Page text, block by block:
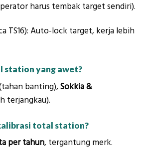
harus tembak target sendiri).
TS16): Auto-lock target, kerja lebih
station yang awet?
banting), Sokkia &
terjangkau).
total station?
per tahun, tergantung merk.